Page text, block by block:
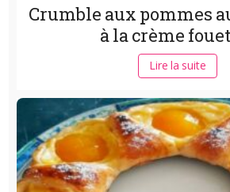
Crumble aux pommes
à la crème
Lire la suite